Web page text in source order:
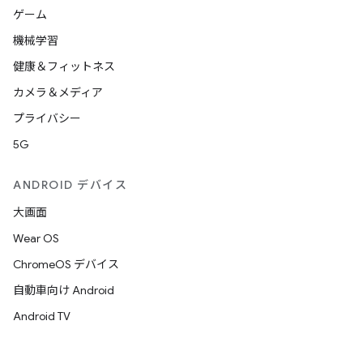
ゲーム
機械学習
健康＆フィットネス
カメラ＆メディア
プライバシー
5G
ANDROID デバイス
大画面
Wear OS
ChromeOS デバイス
自動車向け Android
Android TV